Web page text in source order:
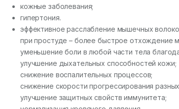
кожные заболевания;
гипертония.
эффективное расслабление мышечных
при простуде – более быстрое отхождение
уменьшение боли в любой части тела
улучшение дыхательных способностей кожи;
снижение воспалительных процессов;
снижение скорости прогрессирования
улучшение защитных свойств иммунитета;